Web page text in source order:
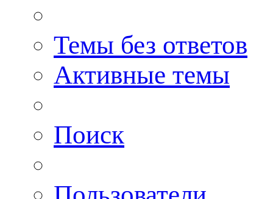
Темы без ответов
Активные темы
Поиск